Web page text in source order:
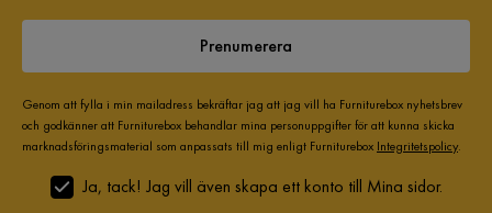
Prenumerera
Genom att fylla i min mailadress bekräftar jag att jag vill ha Furniturebox nyhetsbrev
och godkänner att Furniturebox behandlar mina personuppgifter för att kunna skicka
marknadsföringsmaterial som anpassats till mig enligt Furniturebox Integritetspolicy.
Ja, tack! Jag vill även skapa ett konto till Mina sidor.